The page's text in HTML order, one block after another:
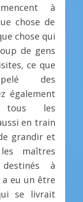
à
chose de
chose qui
de gens
ce que
des
également
tous les
en train
grandir et
maîtres
à
a eu un être
se livrait